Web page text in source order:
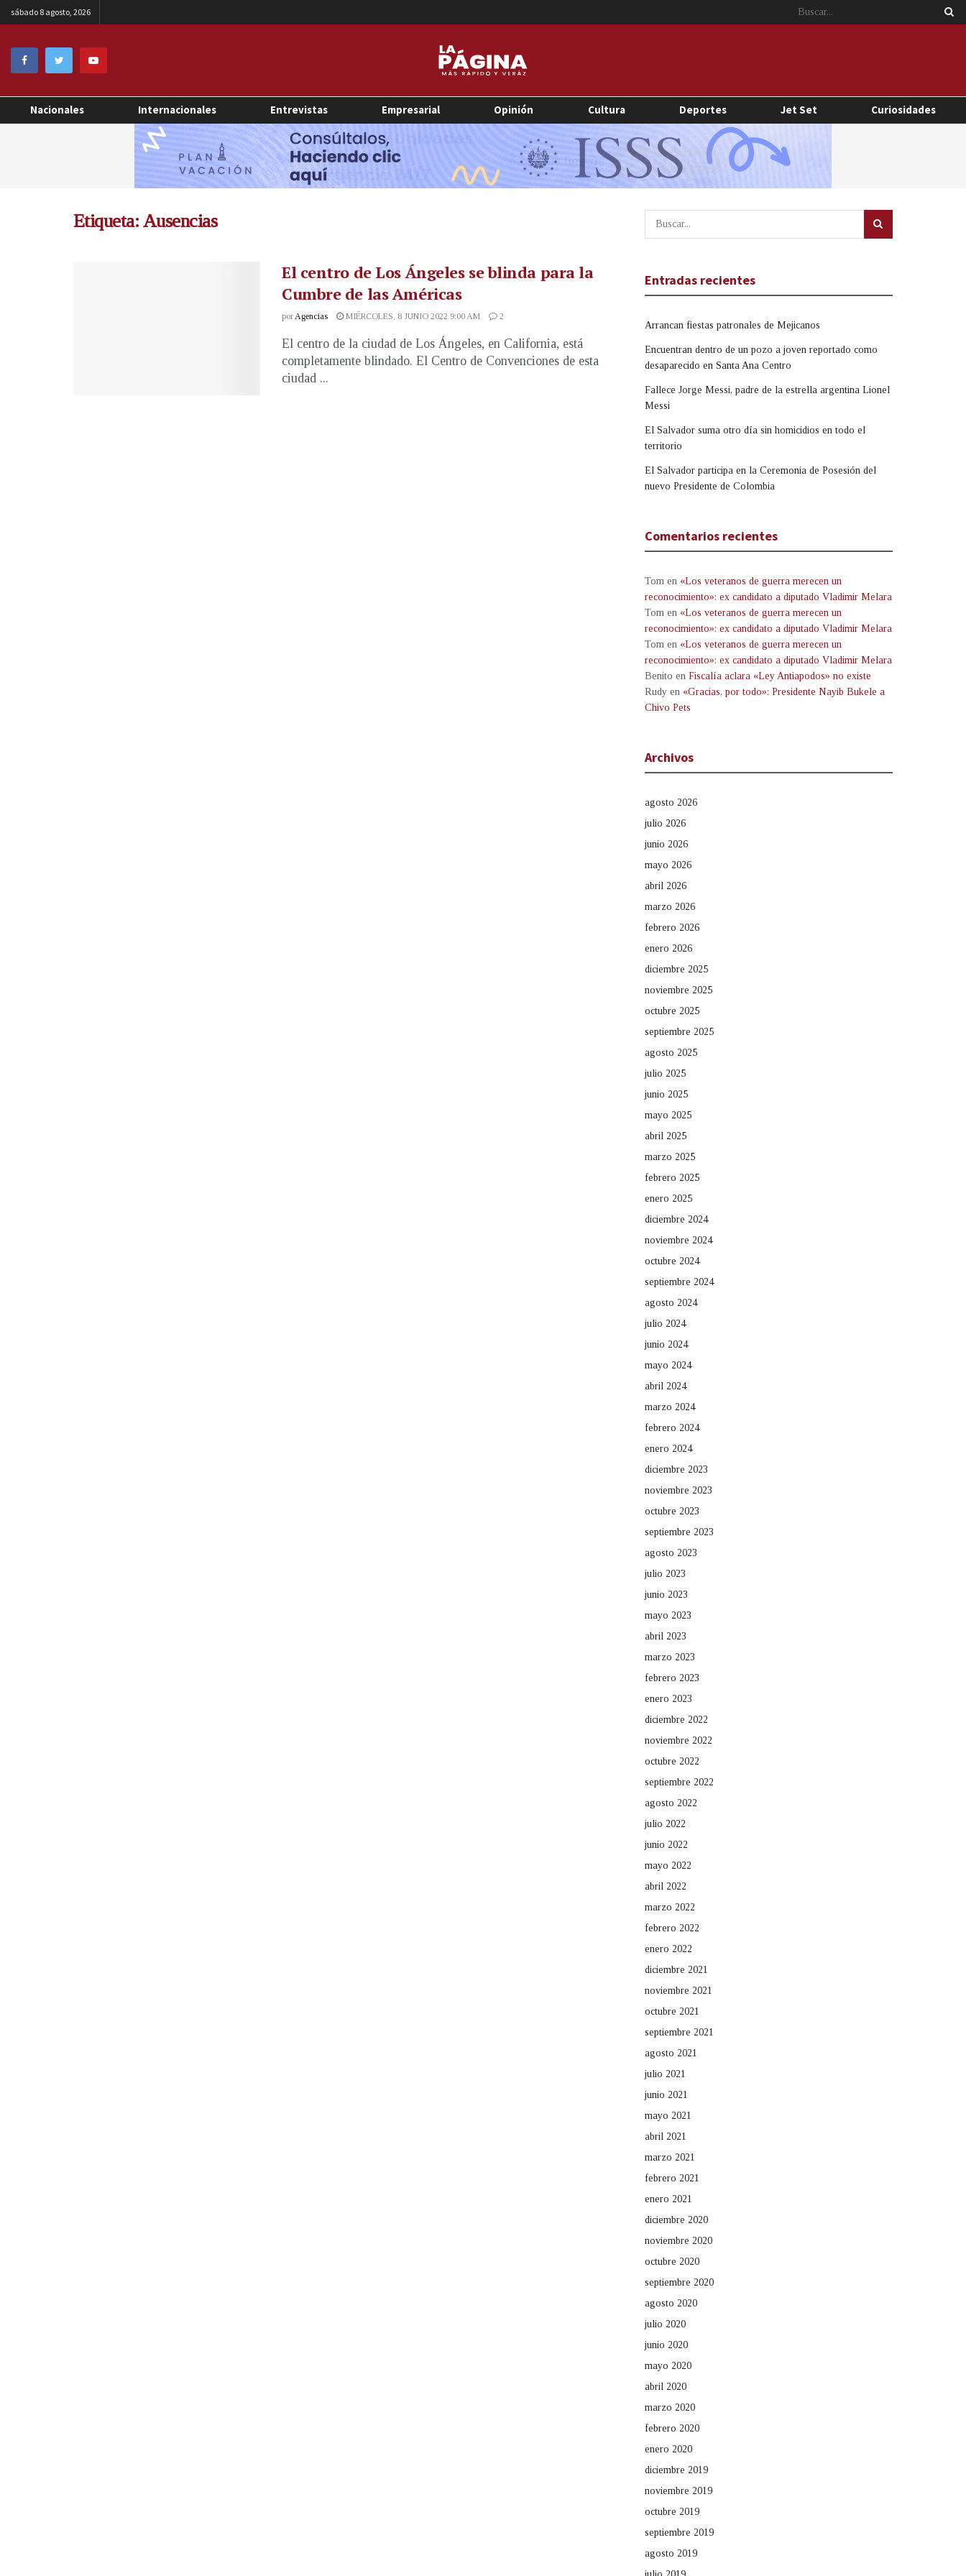
sábado 8 agosto, 2026
Nacionales Internacionales Entrevistas Empresarial Opinión Cultura Deportes Jet Set Curiosidades
Etiqueta: Ausencias
El centro de Los Ángeles se blinda para la
Cumbre de las Américas
porAgencias MIÉRCOLES, 8 JUNIO 2022 9:00 AM 2
El centro de la ciudad de Los Ángeles, en California, está
completamente blindado. El Centro de Convenciones de esta
ciudad ...
Entradas recientes
Arrancan fiestas patronales de Mejicanos
Encuentran dentro de un pozo a joven reportado como
desaparecido en Santa Ana Centro
Fallece Jorge Messi, padre de la estrella argentina Lionel
Messi
El Salvador suma otro día sin homicidios en todo el
territorio
El Salvador participa en la Ceremonia de Posesión del
nuevo Presidente de Colombia
Comentarios recientes
Tom en «Los veteranos de guerra merecen un
reconocimiento»: ex candidato a diputado Vladimir Melara
Tom en «Los veteranos de guerra merecen un
reconocimiento»: ex candidato a diputado Vladimir Melara
Tom en «Los veteranos de guerra merecen un
reconocimiento»: ex candidato a diputado Vladimir Melara
Benito en Fiscalía aclara «Ley Antiapodos» no existe
Rudy en «Gracias, por todo»: Presidente Nayib Bukele a
Chivo Pets
Archivos
agosto 2026
julio 2026
junio 2026
mayo 2026
abril 2026
marzo 2026
febrero 2026
enero 2026
diciembre 2025
noviembre 2025
octubre 2025
septiembre 2025
agosto 2025
julio 2025
junio 2025
mayo 2025
abril 2025
marzo 2025
febrero 2025
enero 2025
diciembre 2024
noviembre 2024
octubre 2024
septiembre 2024
agosto 2024
julio 2024
junio 2024
mayo 2024
abril 2024
marzo 2024
febrero 2024
enero 2024
diciembre 2023
noviembre 2023
octubre 2023
septiembre 2023
agosto 2023
julio 2023
junio 2023
mayo 2023
abril 2023
marzo 2023
febrero 2023
enero 2023
diciembre 2022
noviembre 2022
octubre 2022
septiembre 2022
agosto 2022
julio 2022
junio 2022
mayo 2022
abril 2022
marzo 2022
febrero 2022
enero 2022
diciembre 2021
noviembre 2021
octubre 2021
septiembre 2021
agosto 2021
julio 2021
junio 2021
mayo 2021
abril 2021
marzo 2021
febrero 2021
enero 2021
diciembre 2020
noviembre 2020
octubre 2020
septiembre 2020
agosto 2020
julio 2020
junio 2020
mayo 2020
abril 2020
marzo 2020
febrero 2020
enero 2020
diciembre 2019
noviembre 2019
octubre 2019
septiembre 2019
agosto 2019